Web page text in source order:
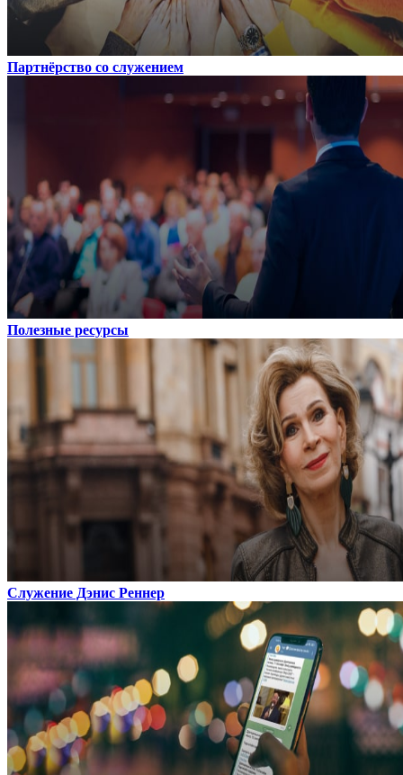
Партнёрство со служением
Полезные ресурсы
Служение Дэнис Реннер